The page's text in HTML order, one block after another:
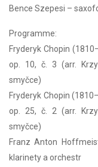
Bence Szepesi –
Programme:
Fryderyk Chopin
op. 10, č. 3 (arr.
smyčce)
Fryderyk Chopin
op. 25, č. 2 (arr.
smyčce)
Franz Anton
klarinety a orchestr